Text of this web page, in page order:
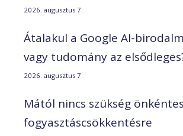
2026. augusztus 7.
Átalakul a Google AI-
vagy tudomány az
2026. augusztus 7.
Mától nincs szükség önkéntes
fogyasztáscsökkentésre